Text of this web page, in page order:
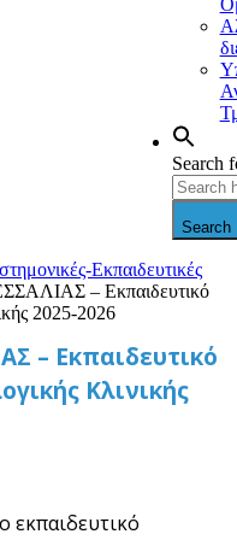
Search
Search
Εκπαιδευτικές
– Εκπαιδευτικό
2025-2026
– Εκπαιδευτικό
Κλινικής
εκπαιδευτικό